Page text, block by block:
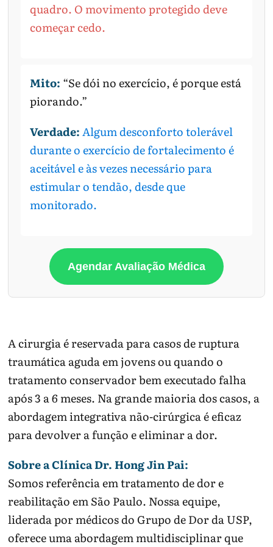
quadro. O movimento protegido deve
começar cedo.
Mito: “Se dói no exercício, é porque está
piorando.”
Verdade:Algum desconforto tolerável
durante o exercício de fortalecimento é
aceitável e às vezes necessário para
estimular o tendão, desde que
monitorado.
Agendar Avaliação Médica
A cirurgia é reservada para casos de ruptura
traumática aguda em jovens ou quando o
tratamento conservador bem executado falha
após 3 a 6 meses. Na grande maioria dos casos, a
abordagem integrativa não-cirúrgica é eficaz
para devolver a função e eliminar a dor.
Sobre a Clínica Dr. Hong Jin Pai:
Somos referência em tratamento de dor e
reabilitação em São Paulo. Nossa equipe,
liderada por médicos do Grupo de Dor da USP,
oferece uma abordagem multidisciplinar que